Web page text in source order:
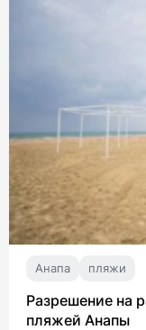
Анапа пляжи
Разрешение на
пляжей Анапы